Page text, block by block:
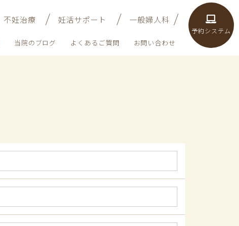
不妊治療 妊活サポート 一般婦人科
当院のブログ よくあるご質問 お問い合わせ
予約システム